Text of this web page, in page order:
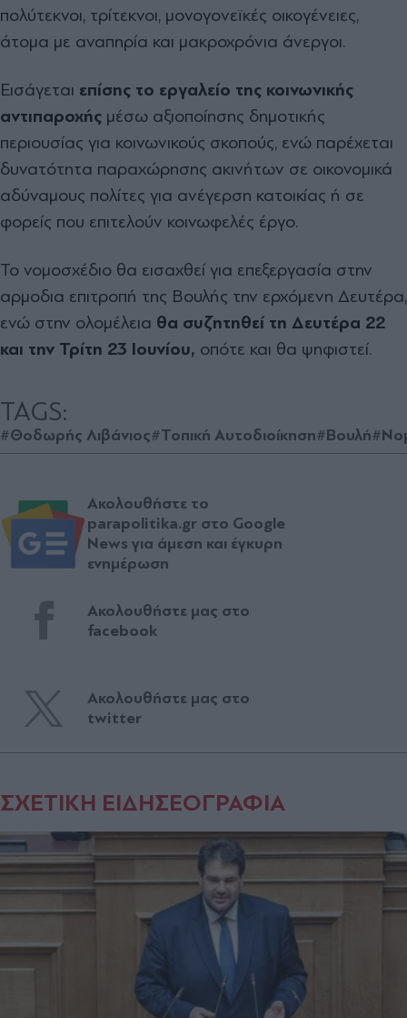
πολύτεκνοι, τρίτεκνοι, μονογονεϊκές οικογένειες,
άτομα με αναπηρία και μακροχρόνια άνεργοι.
Εισάγεται επίσης το εργαλείο της κοινωνικής
αντιπαροχής μέσω αξιοποίησης δημοτικής
περιουσίας για κοινωνικούς σκοπούς, ενώ παρέχεται
δυνατότητα παραχώρησης ακινήτων σε οικονομικά
αδύναμους πολίτες για ανέγερση κατοικίας ή σε
φορείς που επιτελούν κοινωφελές έργο.
Το νομοσχέδιο θα εισαχθεί για επεξεργασία στην
αρμοδια επιτροπή της Βουλής την ερχόμενη Δευτέρα,
ενώ στην ολομέλεια θα συζητηθεί τη Δευτέρα 22
και την Τρίτη 23 Ιουνίου, οπότε και θα ψηφιστεί.
TAGS:
#Θοδωρής Λιβάνιος#Τοπική Αυτοδιοίκηση#Βουλή
Ακολουθήστε το
parapolitika.gr στο Google
News για άμεση και έγκυρη
ενημέρωση
Ακολουθήστε μας στο
facebook
Ακολουθήστε μας στο
twitter
ΣΧΕΤΙΚΗ ΕΙΔΗΣΕΟΓΡΑΦΙΑ